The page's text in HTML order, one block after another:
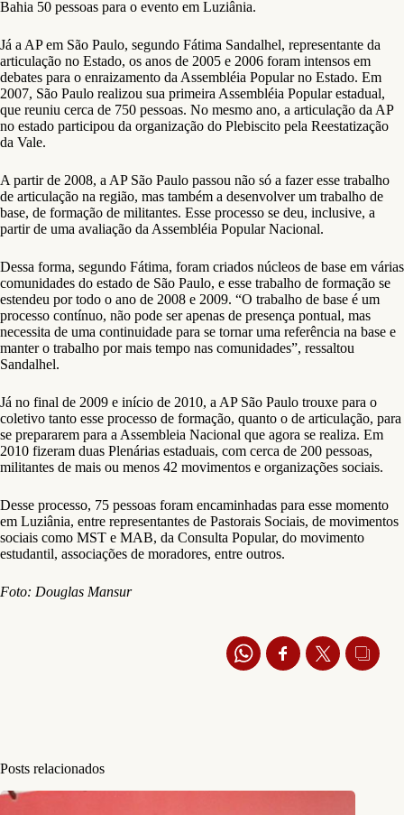
Bahia 50 pessoas para o evento em Luziânia.
Já a AP em São Paulo, segundo Fátima Sandalhel, representante da
articulação no Estado, os anos de 2005 e 2006 foram intensos em
debates para o enraizamento da Assembléia Popular no Estado. Em
2007, São Paulo realizou sua primeira Assembléia Popular estadual,
que reuniu cerca de 750 pessoas. No mesmo ano, a articulação da AP
no estado participou da organização do Plebiscito pela Reestatização
da Vale.
A partir de 2008, a AP São Paulo passou não só a fazer esse trabalho
de articulação na região, mas também a desenvolver um trabalho de
base, de formação de militantes. Esse processo se deu, inclusive, a
partir de uma avaliação da Assembléia Popular Nacional.
Dessa forma, segundo Fátima, foram criados núcleos de base em várias
comunidades do estado de São Paulo, e esse trabalho de formação se
estendeu por todo o ano de 2008 e 2009. “O trabalho de base é um
processo contínuo, não pode ser apenas de presença pontual, mas
necessita de uma continuidade para se tornar uma referência na base e
manter o trabalho por mais tempo nas comunidades”, ressaltou
Sandalhel.
Já no final de 2009 e início de 2010, a AP São Paulo trouxe para o
coletivo tanto esse processo de formação, quanto o de articulação, para
se prepararem para a Assembleia Nacional que agora se realiza. Em
2010 fizeram duas Plenárias estaduais, com cerca de 200 pessoas,
militantes de mais ou menos 42 movimentos e organizações sociais.
Desse processo, 75 pessoas foram encaminhadas para esse momento
em Luziânia, entre representantes de Pastorais Sociais, de movimentos
sociais como MST e MAB, da Consulta Popular, do movimento
estudantil, associações de moradores, entre outros.
Foto: Douglas Mansur
Posts relacionados